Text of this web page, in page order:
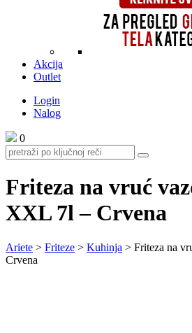
Akcija
Outlet
Login
Nalog
0
Friteza na vruć
XXL 7l – Crvena
Ariete > Friteze > Kuhinja > Friteza na
Crvena